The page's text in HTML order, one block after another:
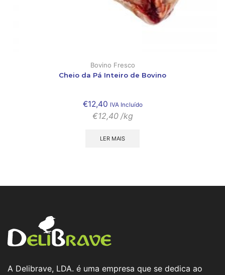
Bovino Fresco
Cheio da Pá Inteiro de Bovino
€12,40 IVA Incluído
€12,40 /kg
LER MAIS
A Delibrave, LDA. é uma empresa que se dedica ao